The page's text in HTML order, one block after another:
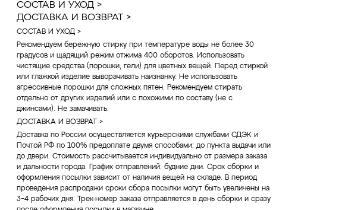
СОСТАВ И УХОД >
ДОСТАВКА И ВОЗВРАТ >
СОСТАВ И УХОД >
Рекомендуем бережную стирку при температуре воды не более 30
градусов и щадящий режим отжима 400 оборотов. Использовать
чистящие средства (порошки, гели) для цветных вещей. Перед стиркой
или глажкой изделие выворачивать наизнанку. Не использовать
агрессивные порошки для сложных пятен. Рекомендуем стирать
отдельно от других изделий или с похожими по составу (не с
джинсами). Не замачивать.
ДОСТАВКА И ВОЗВРАТ >
Доставка по России осуществляется курьерскими службами СДЭК и
Почтой РФ по 100% предоплате двумя способами: до пункта выдачи или
до двери. Стоимость рассчитывается индивидуально от размера заказа
и дальности города. График отправлений: будние дни. Срок сборки и
оформления посылки зависит от наличия вещей на складе. В период
проведения распродажи сроки сбора посылки могут быть увеличены на
3−4 рабочих дня. Трек-номер заказа отправляется в день сборки и сразу